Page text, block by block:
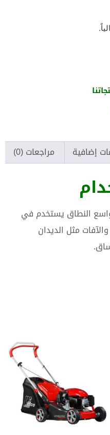
إضافية مراجعات (0)
النطاق يستخدم في
مثل الديدان